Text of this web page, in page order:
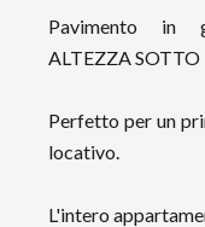
Pavimento in
ALTEZZA SOTTO
Perfetto per un
locativo.
L'intero